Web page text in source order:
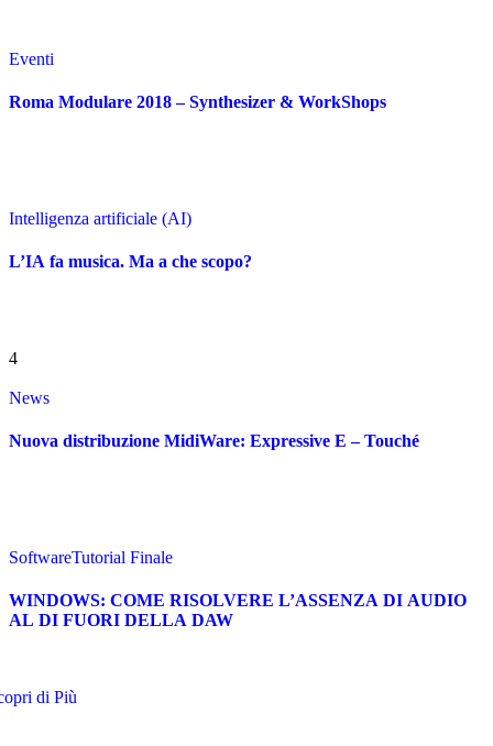
Eventi
Roma Modulare 2018 – Synthesizer & WorkShops
Intelligenza artificiale (AI)
L’IA fa musica. Ma a che scopo?
4
News
Nuova distribuzione MidiWare: Expressive E – Touché
SoftwareTutorial Finale
WINDOWS: COME RISOLVERE L’ASSENZA DI AUDIO
AL DI FUORI DELLA DAW
di Più